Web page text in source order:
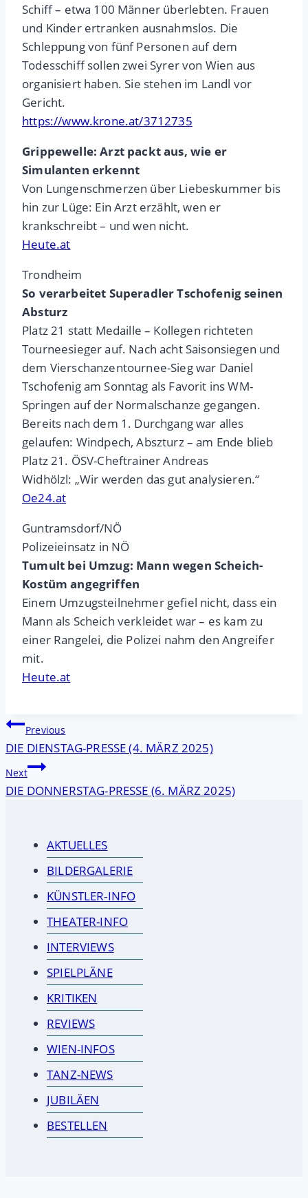
Schiff – etwa 100 Männer überlebten. Frauen
und Kinder ertranken ausnahmslos. Die
Schleppung von fünf Personen auf dem
Todesschiff sollen zwei Syrer von Wien aus
organisiert haben. Sie stehen im Landl vor
Gericht.
https://www.krone.at/3712735
Grippewelle: Arzt packt aus, wie er
Simulanten erkennt
Von Lungenschmerzen über Liebeskummer bis
hin zur Lüge: Ein Arzt erzählt, wen er
krankschreibt – und wen nicht.
Heute.at
Trondheim
So verarbeitet Superadler Tschofenig seinen
Absturz
Platz 21 statt Medaille – Kollegen richteten
Tourneesieger auf. Nach acht Saisonsiegen und
dem Vierschanzentournee-Sieg war Daniel
Tschofenig am Sonntag als Favorit ins WM-
Springen auf der Normalschanze gegangen.
Bereits nach dem 1. Durchgang war alles
gelaufen: Windpech, Abszturz – am Ende blieb
Platz 21. ÖSV-Cheftrainer Andreas
Widhölzl: „Wir werden das gut analysieren.“
Oe24.at
Guntramsdorf/NÖ
Polizeieinsatz in NÖ
Tumult bei Umzug: Mann wegen Scheich-
Kostüm angegriffen
Einem Umzugsteilnehmer gefiel nicht, dass ein
Mann als Scheich verkleidet war – es kam zu
einer Rangelei, die Polizei nahm den Angreifer
mit.
Heute.at
Beitragsnavigation
Previous
DIE DIENSTAG-PRESSE (4. MÄRZ 2025)
Next
DIE DONNERSTAG-PRESSE (6. MÄRZ 2025)
AKTUELLES
BILDERGALERIE
KÜNSTLER-INFO
THEATER-INFO
INTERVIEWS
SPIELPLÄNE
KRITIKEN
REVIEWS
WIEN-INFOS
TANZ-NEWS
JUBILÄEN
BESTELLEN